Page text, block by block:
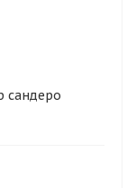
сандеро